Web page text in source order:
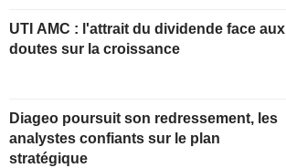
UTI AMC : l'attrait du dividende face aux
doutes sur la croissance
Diageo poursuit son redressement, les
analystes confiants sur le plan
stratégique